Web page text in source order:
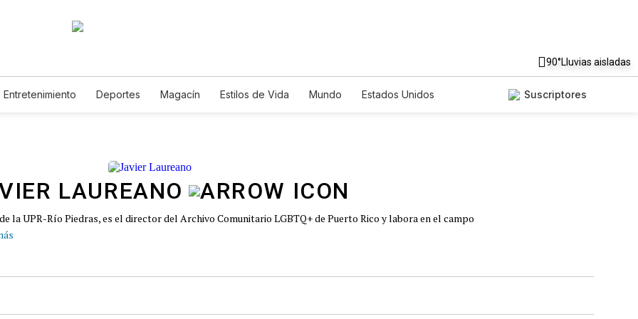
90°Lluvias aisladas
Entretenimiento Deportes Magacín Estilos de Vida Mundo
Estados Unidos
Suscriptores
LAUREANO
la UPR-Río Piedras, es el director del Archivo Comunitario LGBTQ+ de Puerto Rico y labora en el campo